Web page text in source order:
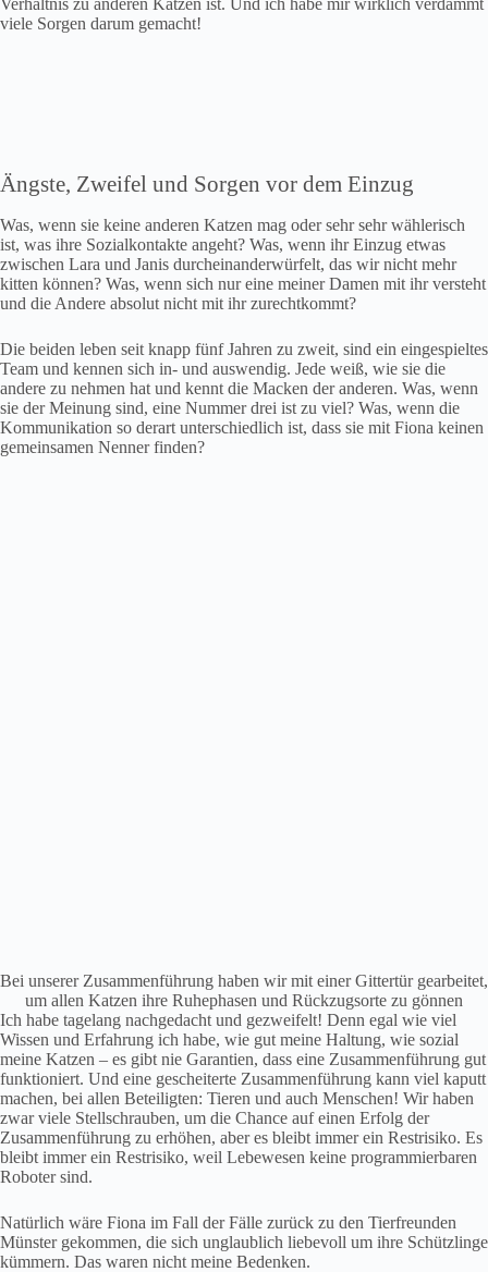
viele Sorgen darum gemacht!
Ängste, Zweifel und Sorgen vor dem Einzug
Was, wenn sie keine anderen Katzen mag oder sehr sehr wählerisch
ist, was ihre Sozialkontakte angeht? Was, wenn ihr Einzug etwas
zwischen Lara und Janis durcheinanderwürfelt, das wir nicht mehr
kitten können? Was, wenn sich nur eine meiner Damen mit ihr versteht
und die Andere absolut nicht mit ihr zurechtkommt?
Die beiden leben seit knapp fünf Jahren zu zweit, sind ein eingespieltes
Team und kennen sich in- und auswendig. Jede weiß, wie sie die
andere zu nehmen hat und kennt die Macken der anderen. Was, wenn
sie der Meinung sind, eine Nummer drei ist zu viel? Was, wenn die
Kommunikation so derart unterschiedlich ist, dass sie mit Fiona keinen
gemeinsamen Nenner finden?
Bei unserer Zusammenführung haben wir mit einer Gittertür gearbeitet,
um allen Katzen ihre Ruhephasen und Rückzugsorte zu gönnen
Ich habe tagelang nachgedacht und gezweifelt! Denn egal wie viel
Wissen und Erfahrung ich habe, wie gut meine Haltung, wie sozial
meine Katzen – es gibt nie Garantien, dass eine Zusammenführung gut
funktioniert. Und eine gescheiterte Zusammenführung kann viel kaputt
machen, bei allen Beteiligten: Tieren und auch Menschen! Wir haben
zwar viele Stellschrauben, um die Chance auf einen Erfolg der
Zusammenführung zu erhöhen, aber es bleibt immer ein Restrisiko. Es
bleibt immer ein Restrisiko, weil Lebewesen keine programmierbaren
Roboter sind.
Natürlich wäre Fiona im Fall der Fälle zurück zu den Tierfreunden
Münster gekommen, die sich unglaublich liebevoll um ihre Schützlinge
kümmern. Das waren nicht meine Bedenken.